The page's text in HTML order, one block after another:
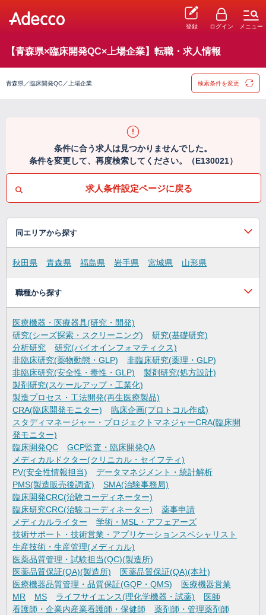
登録 ログイン メニュー
【青森県×臨床開発QC×上場企業】転職・求人情報
青森県／臨床開発QC／上場企業 検索条件を変更
条件に合う求人は見つかりませんでした。
条件を変更して、再度検索してください。（E130021）
求人条件設定ページに戻る
同エリアから探す
秋田県 青森県 福島県 岩手県 宮城県 山形県
職種から探す
医療機器・医療器具(研究・開発)
研究(シーズ探索・スクリーニング)
研究(基礎研究)
分析研究
研究(バイオインフォマティクス)
非臨床研究(薬物動態・GLP)
非臨床研究(薬理・GLP)
非臨床研究(安全性・毒性・GLP)
製剤研究(処方設計)
製剤研究(スケールアップ・工業化)
製造プロセス・工法開発(再生医療製品)
CRA(臨床開発モニター)
臨床企画(プロトコル作成)
スタディマネージャー・プロジェクトマネジャーCRA(臨床開
発モニター)
臨床開発QC
GCP監査・臨床開発QA
メディカルドクター(クリニカル・セイフティ)
PV(安全性情報担当)
データマネジメント・統計解析
PMS(製造販売後調査)
SMA(治験事務局)
臨床開発CRC(治験コーディネーター)
臨床研究CRC(治験コーディネーター)
薬事申請
メディカルライター
学術・MSL・アフェアーズ
技術サポート・技術営業・アプリケーションスペシャリスト
生産技術・生産管理(メディカル)
医薬品質管理・試験担当(QC)(製造所)
医薬品質保証(QA)(製造所)
医薬品質保証(QA)(本社)
医療機器品質管理・品質保証(GQP・QMS)
医療機器営業
MR
MS ライフサイエンス(理化学機器・試薬)
医師
看護師・企業内産業看護師・保健師
薬剤師・管理薬剤師